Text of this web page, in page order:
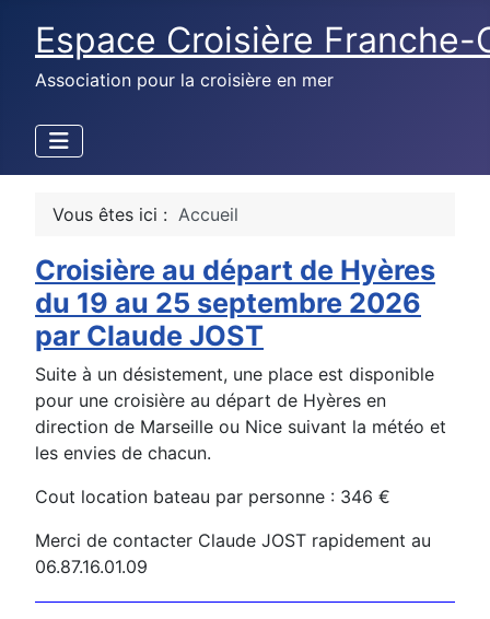
Espace Croisière Franche-
Association pour la croisière en mer
Vous êtes ici : Accueil
Croisière au départ de Hyères
du 19 au 25 septembre 2026
par Claude JOST
Suite à un désistement, une place est disponible
pour une croisière au départ de Hyères en
direction de Marseille ou Nice suivant la météo et
les envies de chacun.
Cout location bateau par personne : 346 €
Merci de contacter Claude JOST rapidement au
06.87.16.01.09